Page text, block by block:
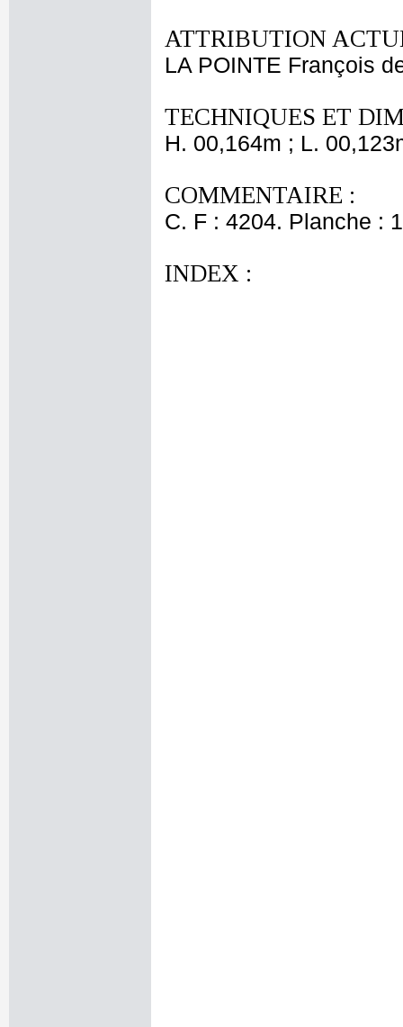
ATTRIBUTION
LA POINTE François
TECHNIQUES ET
H. 00,164m ; L.
COMMENTAIRE :
C. F : 4204. Planche :
INDEX :